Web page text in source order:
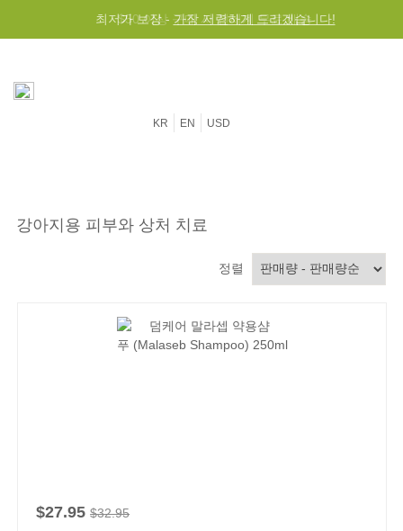
최저가 보장 -가장 저렴하게 드리겠습니다!
$50 이상 구매 시 전세계 무료 배송
KR EN USD
강아지용 피부와 상처 치료
정렬
$27.95 $32.95